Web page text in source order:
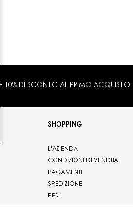
E 10% DI SCONTO AL PRIMO ACQUISTO
SHOPPING
L'AZIENDA
CONDIZIONI DI VENDITA
PAGAMENTI
SPEDIZIONE
RESI